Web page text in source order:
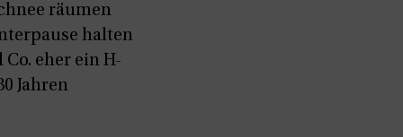
räumen
halten
eher ein H-
Jahren